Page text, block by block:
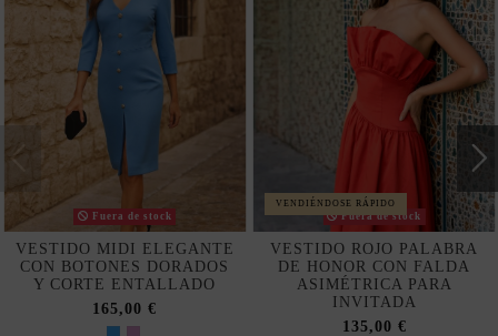
Fuera de stock
VESTIDO MIDI ELEGANTE
CON BOTONES DORADOS
Y CORTE ENTALLADO
165,00 €
VENDIÉNDOSE RÁPIDO
Fuera de stock
VESTIDO ROJO PALABRA
DE HONOR CON FALDA
ASIMÉTRICA PARA
INVITADA
135,00 €